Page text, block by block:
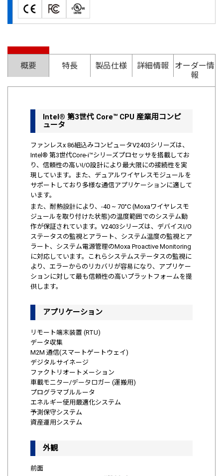
概要 特長 製品仕様 詳細情報
オーダー情
報
Intel® 第3世代 Core™ CPU 産業用コンピ
ュータ
ファンレスx 86組込みコンピュータV2403シリーズは、
Intel® 第3世代Core-i™シリーズプロセッサを搭載してお
り、信頼性の高いI/O設計により最大限にの接続性を実
現しています。また、デュアルワイヤレスモジュールを
サポートしており多様な通信アプリケーションに適して
います。
​また、耐熱設計により、-40 ~ 70°C (Moxaワイヤレスモ
ジュールを取り付けた状態)の温度範囲でのシステム動
作が保証されています。​V2403シリーズは、デバイスI/O
ステータスの監視とアラート、システム温度の監視とア
ラート、システム電源管理のMoxa Proactive Monitoring
に対応しています。これら​システムステータスの監視に
より、エラーからのリカバリが容易になり、アプリケー
ションに対して最も信頼性の高いプラットフォームを提
供します。
アプリケーション
​リモート端末装置 (RTU)
​データ収集
​M2M 通信(スマートゲートウェイ)
​デジタルサイネージ
​ファクトリオートメーション
​車載モニター/データロガー (運搬用)
​プログラマブルルータ
​エネルギー使用最適化システム
​予測保守システム
​資産運用システム
外観
前面